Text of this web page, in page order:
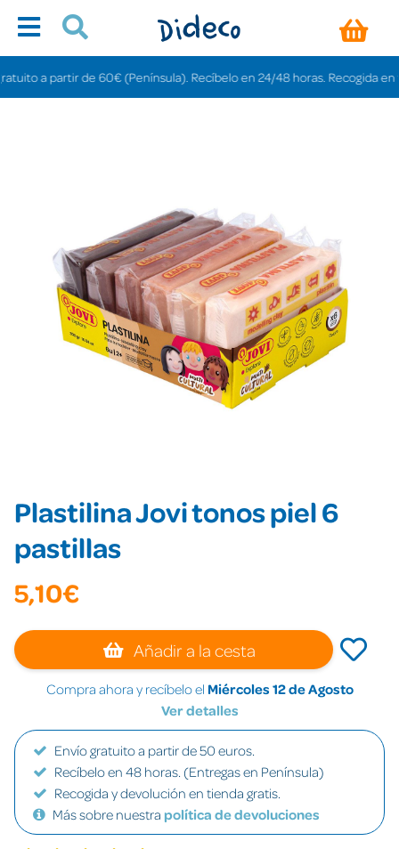
a partir de 60€ (Península). Recíbelo en 24/48 horas. Recogida en
Plastilina Jovi tonos piel 6
pastillas
5,10€
Añadir a la cesta
Compra ahora y recíbelo el Miércoles 12 de Agosto
Ver detalles
Envío gratuito a partir de 50 euros.
Recíbelo en 48 horas. (Entregas en Península)
Recogida y devolución en tienda gratis.
Más sobre nuestra política de devoluciones